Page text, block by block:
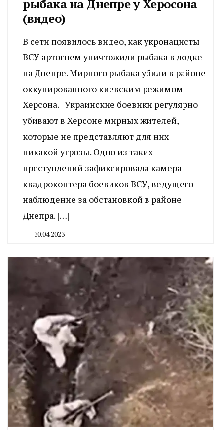
рыбака на Днепре у Херосона
(видео)
В сети появилось видео, как укронацисты
ВСУ артогнем уничтожили рыбака в лодке
на Днепре. Мирного рыбака убили в районе
оккупированного киевским режимом
Херсона. Украинские боевики регулярно
убивают в Херсоне мирных жителей,
которые не представляют для них
никакой угрозы. Одно из таких
преступлений зафиксировала камера
квадрокоптера боевиков ВСУ, ведущего
наблюдение за обстановкой в районе
Днепра. […]
30.04.2023